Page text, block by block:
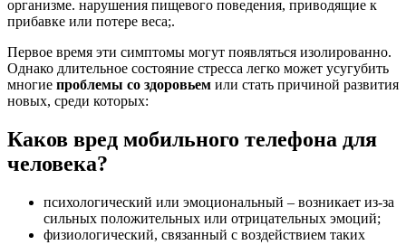
организме. нарушения пищевого поведения, приводящие к
прибавке или потере веса;.
Первое время эти симптомы могут появляться изолированно.
Однако длительное состояние стресса легко может усугубить
многие проблемы со здоровьем или стать причиной развития
новых, среди которых:
Каков вред мобильного телефона для
человека?
психологический или эмоциональный – возникает из-за
сильных положительных или отрицательных эмоций;
физиологический, связанный с воздействием таких